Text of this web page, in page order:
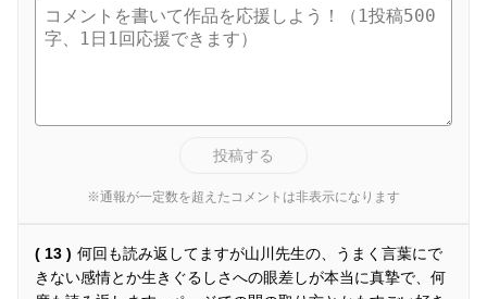
投稿する
※通報が一定数を超えたコメントは非表示になります
( 13 ) 何回も読み返してますが山川先生の、うまく言葉にで
きない感情とか生きぐるしさへの眼差しが本当に真摯で、何